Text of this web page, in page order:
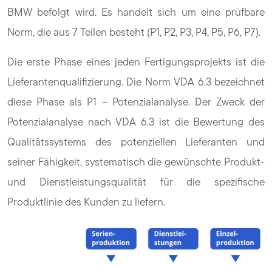
BMW befolgt wird. Es handelt sich um eine prüfbare
Norm, die aus 7 Teilen besteht (P1, P2, P3, P4, P5, P6, P7).
Die erste Phase eines jeden Fertigungsprojekts ist die
Lieferantenqualifizierung. Die Norm VDA 6.3 bezeichnet
diese Phase als P1 – Potenzialanalyse. Der Zweck der
Potenzialanalyse nach VDA 6.3 ist die Bewertung des
Qualitätssystems des potenziellen Lieferanten und
seiner Fähigkeit, systematisch die gewünschte Produkt-
und Dienstleistungsqualität für die spezifische
Produktlinie des Kunden zu liefern.